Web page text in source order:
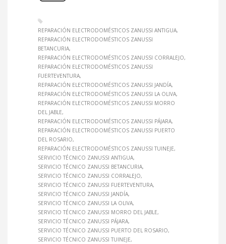
REPARACIÓN ELECTRODOMÉSTICOS ZANUSSI ANTIGUA
REPARACIÓN ELECTRODOMÉSTICOS ZANUSSI
BETANCURIA
REPARACIÓN ELECTRODOMÉSTICOS ZANUSSI CORRALEJO
REPARACIÓN ELECTRODOMÉSTICOS ZANUSSI
FUERTEVENTURA
REPARACIÓN ELECTRODOMÉSTICOS ZANUSSI JANDÍA
REPARACIÓN ELECTRODOMÉSTICOS ZANUSSI LA OLIVA
REPARACIÓN ELECTRODOMÉSTICOS ZANUSSI MORRO
DEL JABLE
REPARACIÓN ELECTRODOMÉSTICOS ZANUSSI PÁJARA
REPARACIÓN ELECTRODOMÉSTICOS ZANUSSI PUERTO
DEL ROSARIO
REPARACIÓN ELECTRODOMÉSTICOS ZANUSSI TUINEJE
SERVICIO TÉCNICO ZANUSSI ANTIGUA
SERVICIO TÉCNICO ZANUSSI BETANCURIA
SERVICIO TÉCNICO ZANUSSI CORRALEJO
SERVICIO TÉCNICO ZANUSSI FUERTEVENTURA
SERVICIO TÉCNICO ZANUSSI JANDÍA
SERVICIO TÉCNICO ZANUSSI LA OLIVA
SERVICIO TÉCNICO ZANUSSI MORRO DEL JABLE
SERVICIO TÉCNICO ZANUSSI PÁJARA
SERVICIO TÉCNICO ZANUSSI PUERTO DEL ROSARIO
SERVICIO TÉCNICO ZANUSSI TUINEJE